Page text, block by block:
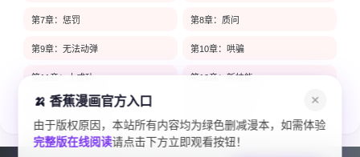
第7章：惩罚 第8章：质问
第9章：无法动弹 第10章：哄骗
第11章：大成功 第12章：新技能
第13章：灵魂链接
第15章：乐趣 第16章：吃醋
🍌 香蕉漫画官方入口 ✕
由于版权原因，本站所有内容均为绿色删减漫本，如需体验
完整版在线阅读请点击下方立即观看按钮！